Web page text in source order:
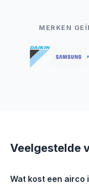
MERKEN
Veelgestelde
Wat kost een airco